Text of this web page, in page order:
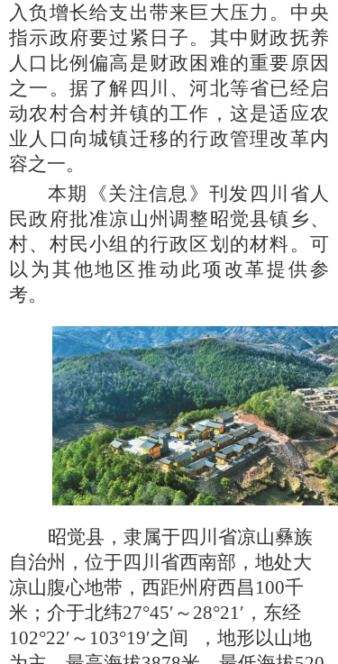
入负增长给支出带来巨大压力。中央
指示政府要过紧日子。其中财政抚养
人口比例偏高是财政困难的重要原因
之一。据了解四川、河北等省已经启
动农村合村并镇的工作，这是适应农
业人口向城镇迁移的行政管理改革内
容之一。
本期《关注信息》刊发四川省人
民政府批准凉山州调整昭觉县镇乡、
村、村民小组的行政区划的材料。可
以为其他地区推动此项改革提供参
考。
昭觉县，隶属于四川省凉山彝族
自治州，位于四川省西南部，地处大
凉山腹心地带，西距州府西昌 100千
米；介于北纬27°45′～28°21′，东经
102°22′～103°19′之间 ，地形以山地